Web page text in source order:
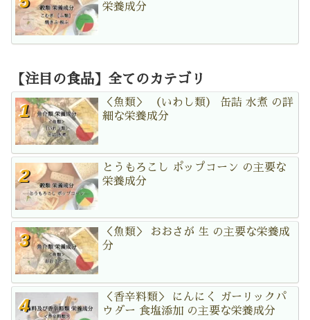
栄養成分
【注目の食品】全てのカテゴリ
＜魚類＞ （いわし類） 缶詰 水煮 の詳
細な栄養成分
とうもろこし ポップコーン の主要な
栄養成分
＜魚類＞ おおさが 生 の主要な栄養成
分
＜香辛料類＞ にんにく ガーリックパ
ウダー 食塩添加 の主要な栄養成分